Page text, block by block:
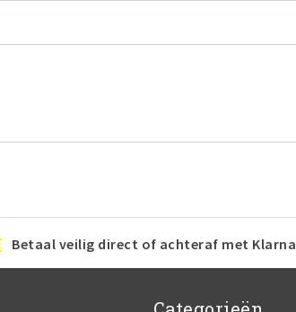
Betaal veilig direct of achteraf met Klarna